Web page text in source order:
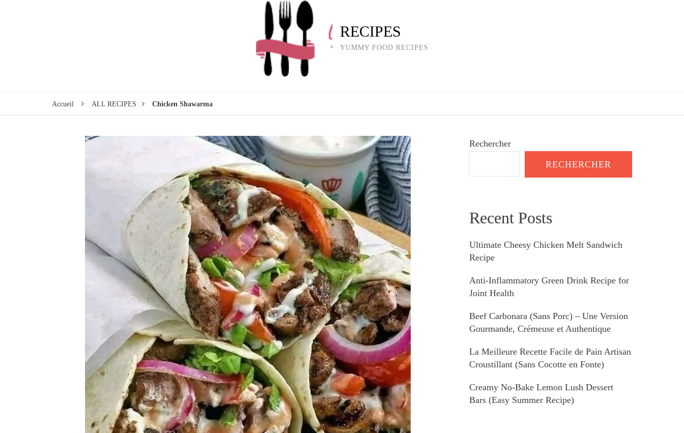
RECIPES
YUMMY FOOD RECIPES
Accueil ALL RECIPES Chicken Shawarma
Rechercher
RECHERCHER
Recent Posts
Ultimate Cheesy Chicken Melt Sandwich
Recipe
Anti-Inflammatory Green Drink Recipe for
Joint Health
Beef Carbonara (Sans Porc) – Une Version
Gourmande, Crémeuse et Authentique
La Meilleure Recette Facile de Pain Artisan
Croustillant (Sans Cocotte en Fonte)
Creamy No-Bake Lemon Lush Dessert
Bars (Easy Summer Recipe)